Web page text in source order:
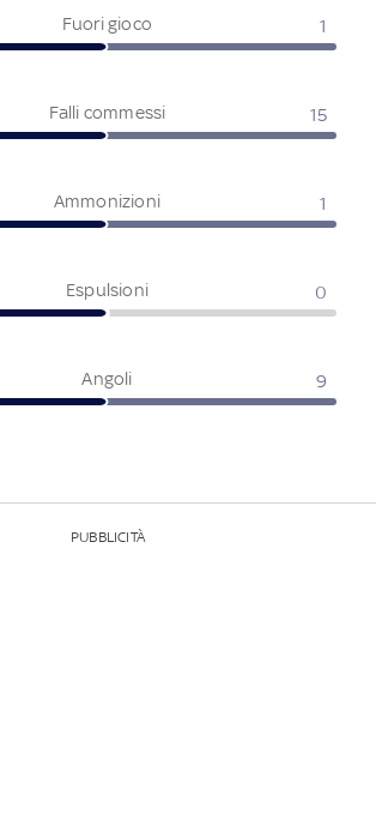
Fuori gioco 1
Falli commessi 15
Ammonizioni 1
Espulsioni 0
Angoli 9
PUBBLICITÀ